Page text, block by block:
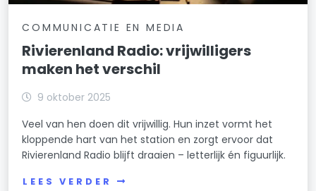
COMMUNICATIE EN MEDIA
Rivierenland Radio: vrijwilligers
maken het verschil
9 oktober 2025
Veel van hen doen dit vrijwillig. Hun inzet vormt het
kloppende hart van het station en zorgt ervoor dat
Rivierenland Radio blijft draaien – letterlijk én figuurlijk.
LEES VERDER